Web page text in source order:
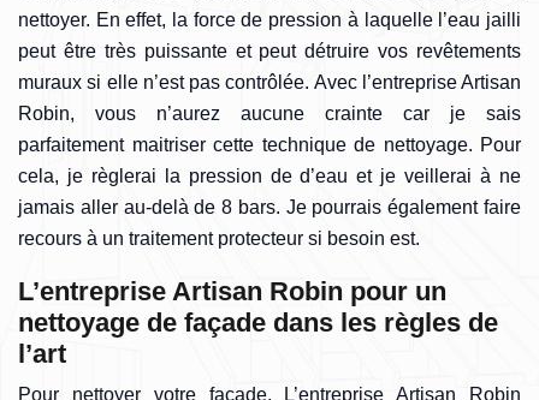
nettoyer. En effet, la force de pression à laquelle l’eau jailli
peut être très puissante et peut détruire vos revêtements
muraux si elle n’est pas contrôlée. Avec l’entreprise Artisan
Robin, vous n’aurez aucune crainte car je sais
parfaitement maitriser cette technique de nettoyage. Pour
cela, je règlerai la pression de d’eau et je veillerai à ne
jamais aller au-delà de 8 bars. Je pourrais également faire
recours à un traitement protecteur si besoin est.
L’entreprise Artisan Robin pour un
nettoyage de façade dans les règles de
l’art
Pour nettoyer votre façade, L’entreprise Artisan Robin